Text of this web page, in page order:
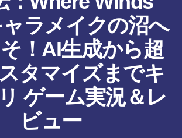
ー
ラメイクの沼へ
！AI生成から超
タマイズまでキ
ゲーム実況＆レ
ビュー
作
成
: